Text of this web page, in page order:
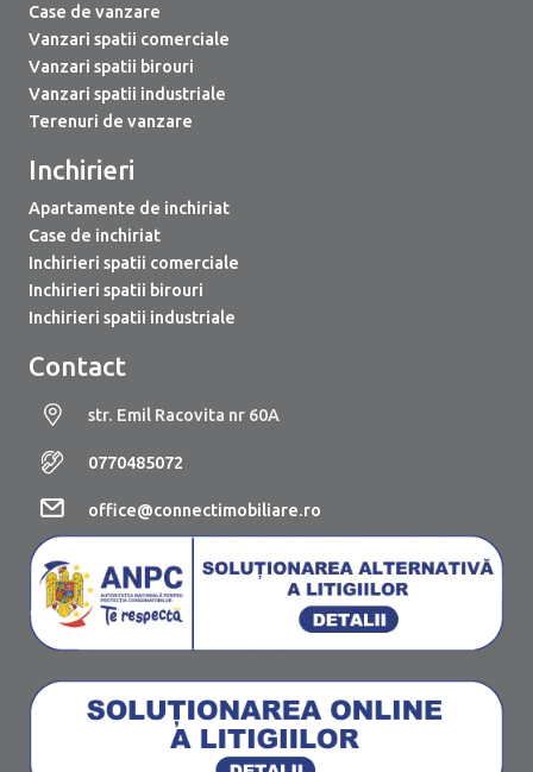
Case de vanzare
Vanzari spatii comerciale
Vanzari spatii birouri
Vanzari spatii industriale
Terenuri de vanzare
Inchirieri
Apartamente de inchiriat
Case de inchiriat
Inchirieri spatii comerciale
Inchirieri spatii birouri
Inchirieri spatii industriale
Contact
str. Emil Racovita nr 60A
0770485072
office@connectimobiliare.ro